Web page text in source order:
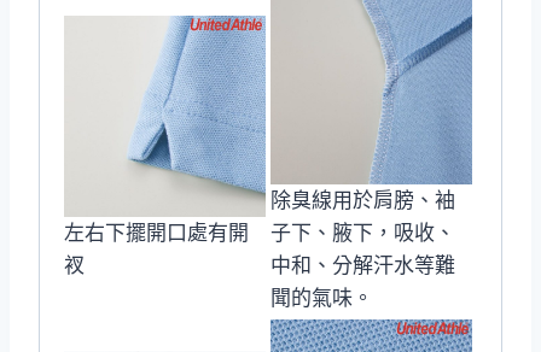
左右下擺開口處有開
衩
除臭線用於肩膀、袖
子下、腋下，吸收、
中和、分解汗水等難
聞的氣味。